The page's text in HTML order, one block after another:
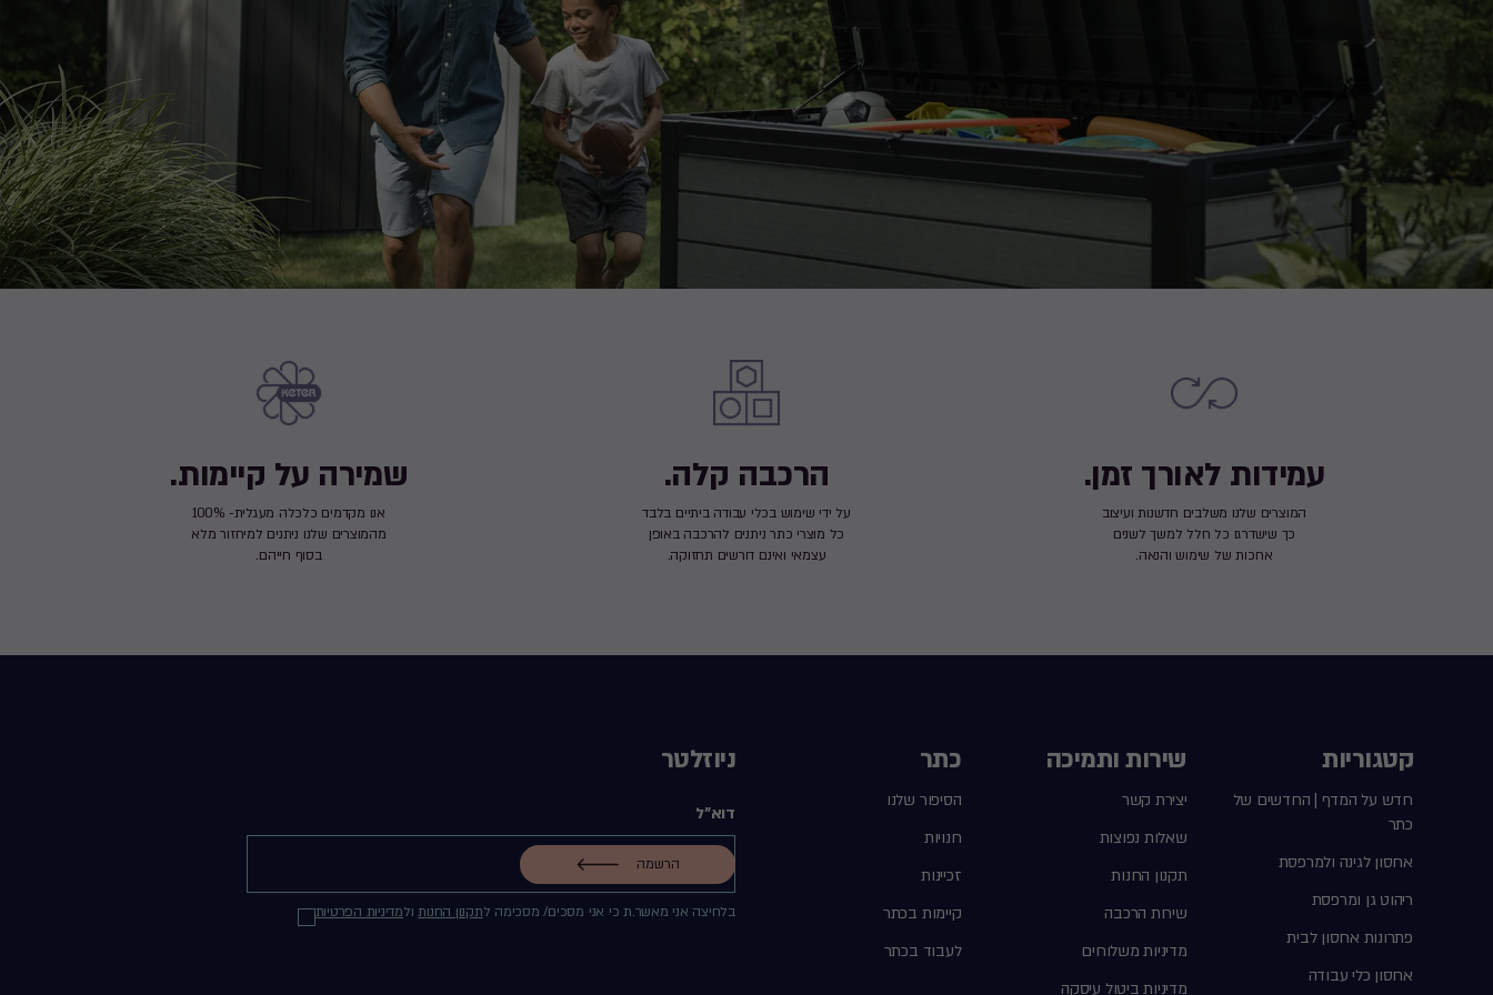
עמידות לאורך זמן.
המוצרים שלנו משלבים חדשנות ועיצוב
כך שישדרגו כל חלל למשך לשנים
ארוכות של שימוש והנאה.
הרכבה קלה.
על ידי שימוש בכלי עבודה ביתיים בלבד
כל מוצרי כתר ניתנים להרכבה באופן
עצמאי ואינם דורשים תחזוקה.
שמירה על קיימות.
אנו מקדמים כלכלה מעגלית- 100%
מהמוצרים שלנו ניתנים למיחזור מלא
בסוף חייהם.
קטגוריות
חדש על המדף | החדשים של
כתר
אחסון לגינה ולמרפסת
ריהוט גן ומרפסת
פתרונות אחסון לבית
אחסון כלי עבודה
שירות ותמיכה
יצירת קשר
שאלות נפוצות
תקנון החנות
שירות הרכבה
מדיניות משלוחים
מדיניות ביטול עיסקה
כתר
הסיפור שלנו
חנויות
זכיינות
קיימות בכתר
לעבוד בכתר
ניוזלטר
דוא"ל
בלחיצה אני מאשר.ת כי אני מסכים/ מסכימה לתקנון החנותולמדיניות הפרטיות
הרשמה